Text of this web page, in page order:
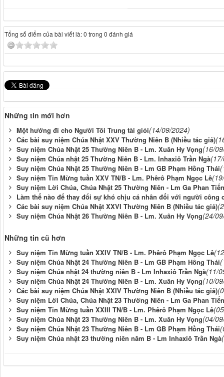
Tổng số điểm của bài viết là: 0 trong 0 đánh giá
Những tin mới hơn
Một hướng đi cho Người Tôi Trung tài giỏi(14/09/2024)
Các bài suy niệm Chúa Nhật XXV Thường Niên B (Nhiều tác giả)
Suy niệm Chúa Nhật 25 Thường Niên B - Lm. Xuân Hy Vọng(16/
Suy niệm Chúa nhật 25 Thường Niên B - Lm. Inhaxiô Trần Ngà
Suy niệm Chúa Nhật 25 Thường Niên B - Lm GB Phạm Hồng Thái
Suy niệm Tin Mừng tuần XXV TN/B - Lm. Phêrô Phạm Ngọc Lê
Suy niệm Lời Chúa, Chúa Nhật 25 Thường Niên - Lm Ga Phan
Làm thế nào để thay đổi sự khó chịu cá nhân đối với người công
Các bài suy niệm Chúa Nhật XXVI Thường Niên B (Nhiều tác giả)
Suy niệm Chúa Nhật 26 Thường Niên B - Lm. Xuân Hy Vọng(24/
Những tin cũ hơn
Suy niệm Tin Mừng tuần XXIV TN/B - Lm. Phêrô Phạm Ngọc Lê
Suy niệm Chúa Nhật 24 Thường Niên B - Lm GB Phạm Hồng Thái
Suy niệm Chúa nhật 24 thường niên B - Lm Inhaxiô Trần Ngà(11/
Suy niệm Chúa Nhật 24 Thường Niên B - Lm. Xuân Hy Vọng(10/
Các bài suy niệm Chúa Nhật XXIV Thường Niên B (Nhiều tác giả)
Suy niệm Lời Chúa, Chúa Nhật 23 Thường Niên - Lm Ga Phan
Suy niệm Tin Mừng tuần XXIII TN/B - Lm. Phêrô Phạm Ngọc Lê
Suy niệm Chúa Nhật 23 Thường Niên B - Lm. Xuân Hy Vọng(04/
Suy niệm Chúa Nhật 23 Thường Niên B - Lm GB Phạm Hồng Thái
Suy niệm Chúa nhật 23 thường niên năm B - Lm Inhaxiô Trần Ngà